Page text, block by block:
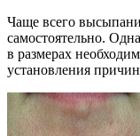
Чаще всего
самостоятельно.
в размерах
установления